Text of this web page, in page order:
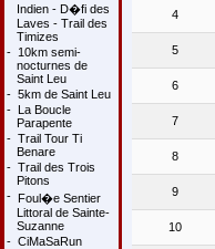
Indien - D�fi des
Laves - Trail des
Timizes
- 10km semi-
nocturnes de
Saint Leu
- 5km de Saint Leu
- La Boucle
Parapente
- Trail Tour Ti
Benare
- Trail des Trois
Pitons
- Foul�e Sentier
Littoral de Sainte-
Suzanne
- CiMaSaRun
4
5
6
7
8
9
10